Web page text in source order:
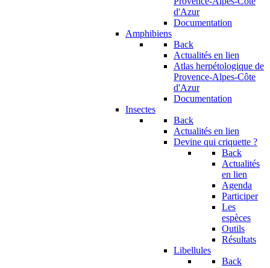
d'Azur
Documentation
Amphibiens
Back
Actualités en lien
Atlas herpétologique de
Provence-Alpes-Côte
d'Azur
Documentation
Insectes
Back
Actualités en lien
Devine qui criquette ?
Back
Actualités
en lien
Agenda
Participer
Les
espèces
Outils
Résultats
Libellules
Back